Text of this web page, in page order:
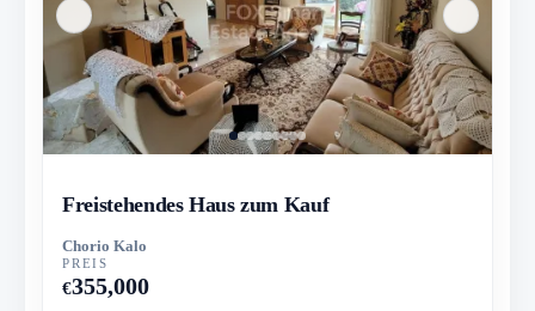
Freistehendes Haus zum Kauf
Chorio Kalo
PREIS
€355,000